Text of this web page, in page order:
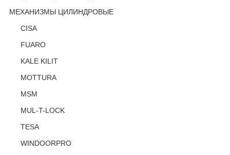
МЕХАНИЗМЫ ЦИЛИНДРОВЫЕ
CISA
FUARO
KALE KILIT
MOTTURA
MSM
MUL-T-LOCK
TESA
WINDOORPRO